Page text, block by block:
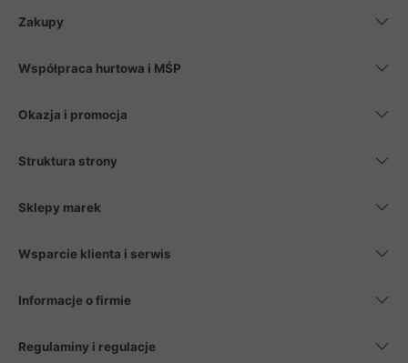
Zakupy
Współpraca hurtowa i MŚP
Okazja i promocja
Struktura strony
Sklepy marek
Wsparcie klienta i serwis
Informacje o firmie
Regulaminy i regulacje